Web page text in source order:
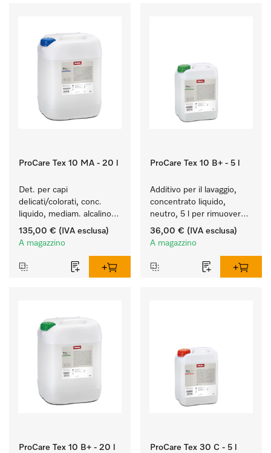
ProCare Tex 10 MA - 20 l
Det. per capi
delicati/colorati, conc.
liquido, mediam. alcalino,
20 l per il lavaggio di capi
colorati e capi delicati.
135,00 € (IVA esclusa)
A magazzino
ProCare Tex 10 B+ - 5 l
Additivo per il lavaggio,
concentrato liquido,
neutro, 5 l per rimuovere
in modo efficace le
macchie di grasso.
36,00 € (IVA esclusa)
A magazzino
ProCare Tex 10 B+ - 20 l ProCare Tex 30 C - 5 l